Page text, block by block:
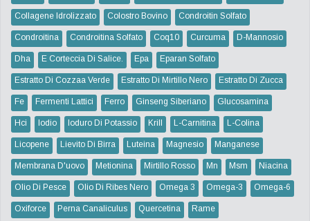
Collagene Idrolizzato Colostro Bovino Condroitin Solfato
Condroitina Condroitina Solfato Coq10 Curcuma D-Mannosio
Dha E Corteccia Di Salice. Epa Eparan Solfato
Estratto Di Cozzaa Verde Estratto Di Mirtillo Nero Estratto Di Zucca
Fe Fermenti Lattici Ferro Ginseng Siberiano Glucosamina
Hci Iodio Ioduro Di Potassio Krill L-Carnitina L-Colina
Licopene Lievito Di Birra Luteina Magnesio Manganese
Membrana D'uovo Metionina Mirtillo Rosso Mn Msm Niacina
Olio Di Pesce Olio Di Ribes Nero Omega 3 Omega-3 Omega-6
Oxiforce Perna Canaliculus Quercetina Rame